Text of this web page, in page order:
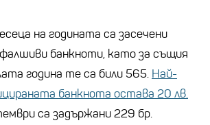
на годината са засечени
банкноти, като за същия
година те са били 565. Най-
банкнота остава 20 лв.
са задържани 229 бр.